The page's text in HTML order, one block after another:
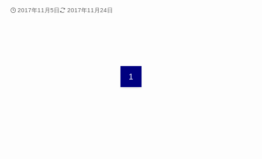
2017年11月5日 2017年11月24日
1